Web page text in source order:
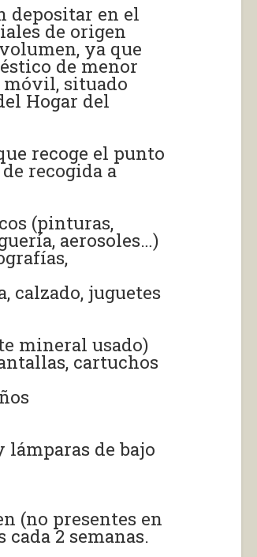
depositar en el
de origen
ya que
de menor
situado
Hogar del
recoge el punto
recogida a
(pinturas,
aerosoles…)
calzado, juguetes
mineral usado)
cartuchos
de bajo
(no presentes en
2 semanas.